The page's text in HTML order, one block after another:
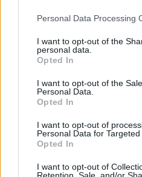
Personal Data Processing
I want to opt-out of the
personal data.
Opted In
I want to opt-out of the
Personal Data.
Opted In
I want to opt-out of
Personal Data for Targeted
Opted In
I want to opt-out of
Retention, Sale, and/or